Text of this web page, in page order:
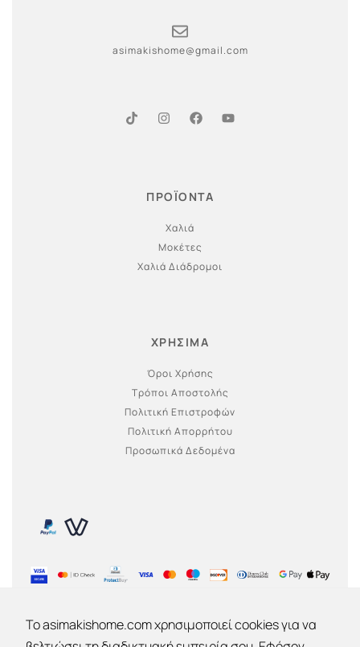
asimakishome@gmail.com
ΠΡΟΪΟΝΤΑ
Χαλιά
Μοκέτες
Χαλιά Διάδρομοι
ΧΡΗΣΙΜΑ
Όροι Χρήσης
Τρόποι Αποστολής
Πολιτική Επιστροφών
Πολιτική Απορρήτου
Προσωπικά Δεδομένα
To asimakishome.com χρησιμοποιεί cookies για να